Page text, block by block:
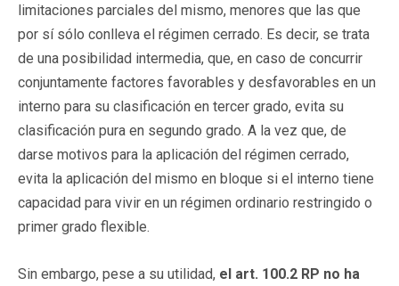
limitaciones parciales del mismo, menores que las que
por sí sólo conlleva el régimen cerrado. Es decir, se trata
de una posibilidad intermedia, que, en caso de concurrir
conjuntamente factores favorables y desfavorables en un
interno para su clasificación en tercer grado, evita su
clasificación pura en segundo grado. A la vez que, de
darse motivos para la aplicación del régimen cerrado,
evita la aplicación del mismo en bloque si el interno tiene
capacidad para vivir en un régimen ordinario restringido o
primer grado flexible.
Sin embargo, pese a su utilidad, el art. 100.2 RP no ha